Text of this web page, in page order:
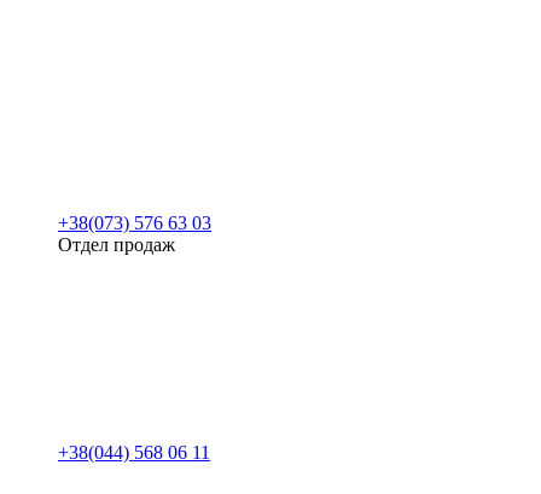
+38(073) 576 63 03
Отдел продаж
+38(044) 568 06 11